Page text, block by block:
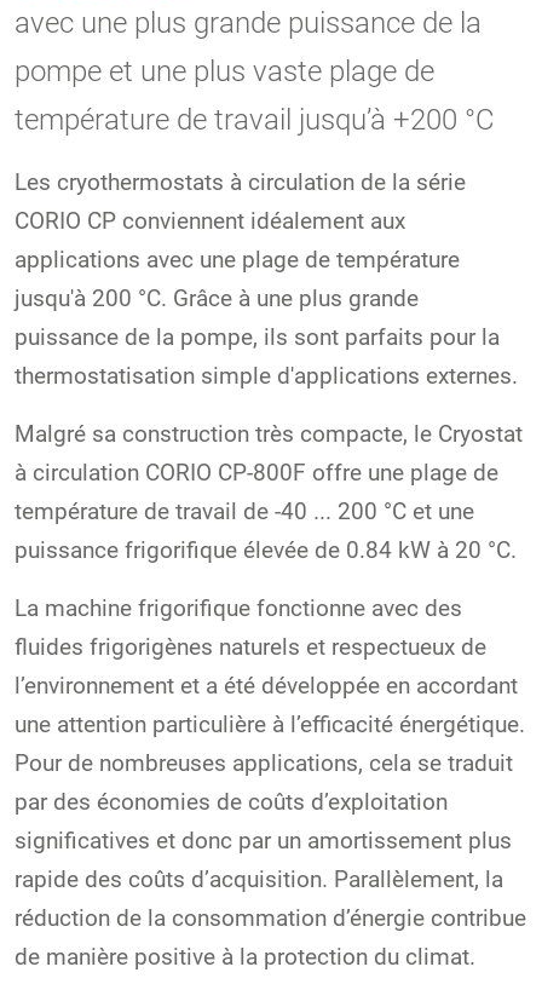
avec une plus grande puissance de la
pompe et une plus vaste plage de
température de travail jusqu’à +200 °C
Les cryothermostats à circulation de la série
CORIO CP conviennent idéalement aux
applications avec une plage de température
jusqu'à 200 °C. Grâce à une plus grande
puissance de la pompe, ils sont parfaits pour la
thermostatisation simple d'applications externes.
Malgré sa construction très compacte, le Cryostat
à circulation CORIO CP-800F offre une plage de
température de travail de -40 ... 200 °C et une
puissance frigorifique élevée de 0.84 kW à 20 °C.
La machine frigorifique fonctionne avec des
fluides frigorigènes naturels et respectueux de
l’environnement et a été développée en accordant
une attention particulière à l’efficacité énergétique.
Pour de nombreuses applications, cela se traduit
par des économies de coûts d’exploitation
significatives et donc par un amortissement plus
rapide des coûts d’acquisition. Parallèlement, la
réduction de la consommation d’énergie contribue
de manière positive à la protection du climat.